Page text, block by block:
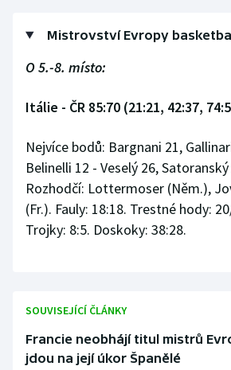
Mistrovství Evropy
O 5.-8. místo:
Itálie - ČR 85:70 (21:21, 42:37,
Nejvíce bodů: Bargnani 21,
Belinelli 12 - Veselý 26, Satoranský
Rozhodčí: Lottermoser (Něm.),
(Fr.). Fauly: 18:18. Trestné hody:
Trojky: 8:5. Doskoky: 38:28.
SOUVISEJÍCÍ ČLÁNKY
Francie neobhájí titul mistrů
jdou na její úkor Španělé